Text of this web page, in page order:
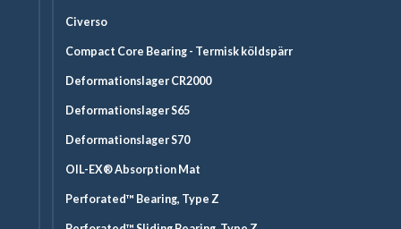
Civerso
Compact Core Bearing - Termisk köldspärr
Deformationslager CR2000
Deformationslager S65
Deformationslager S70
OIL-EX® Absorption Mat
Perforated™ Bearing, Type Z